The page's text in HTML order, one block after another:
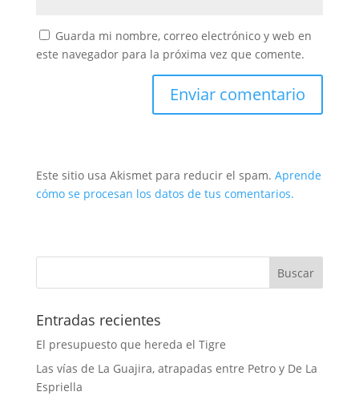
Guarda mi nombre, correo electrónico y web en
este navegador para la próxima vez que comente.
Este sitio usa Akismet para reducir el spam. Aprende
cómo se procesan los datos de tus comentarios.
Entradas recientes
El presupuesto que hereda el Tigre
Las vías de La Guajira, atrapadas entre Petro y De La
Espriella